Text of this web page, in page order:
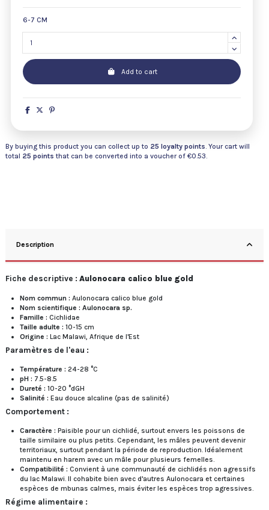
6-7 CM
Add to cart
By buying this product you can collect up to 25 loyalty points . Your cart will
total 25 points that can be converted into a voucher of €0.53
Description
Fiche descriptive : Aulonocara calico blue gold
Nom commun : Aulonocara calico blue gold
Nom scientifique : Aulonocara sp.
Famille : Cichlidae
Taille adulte : 10-15 cm
Origine : Lac Malawi, Afrique de l'Est
Paramètres de l'eau :
Température : 24-28 °C
pH : 7.5-8.5
Dureté : 10-20 °dGH
Salinité : Eau douce alcaline (pas de salinité)
Comportement :
Caractère : Paisible pour un cichlidé, surtout envers les poissons de
taille similaire ou plus petits. Cependant, les mâles peuvent devenir
territoriaux, surtout pendant la période de reproduction. Idéalement
maintenu en harem avec un mâle pour plusieurs femelles.
Compatibilité : Convient à une communauté de cichlidés non agressifs
du lac Malawi. Il cohabite bien avec d'autres Aulonocara et certaines
espèces de mbunas calmes, mais éviter les espèces trop agressives.
Régime alimentaire :